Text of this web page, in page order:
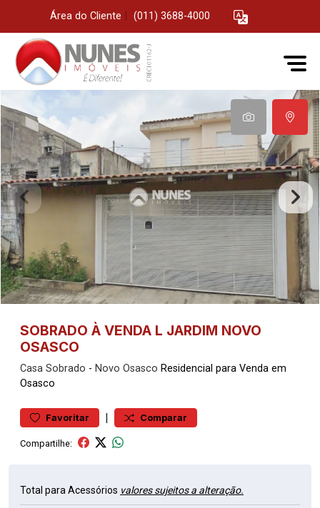
Área do Cliente (011) 3688-4000
SOBRADO À VENDA L JARDIM NOVO
OSASCO
Casa Sobrado - Novo Osasco Residencial para Venda em
Osasco
Favoritar | Comparar
Compartilhe:
Total para Acessórios valores sujeitos a alteração.